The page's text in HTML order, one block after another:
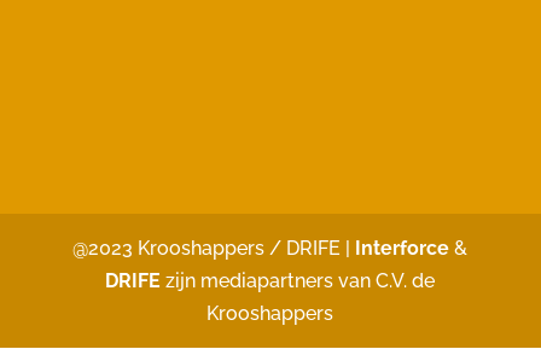
@2023 Krooshappers / DRIFE | Interforce&
DRIFE zijn mediapartners van C.V. de
Krooshappers